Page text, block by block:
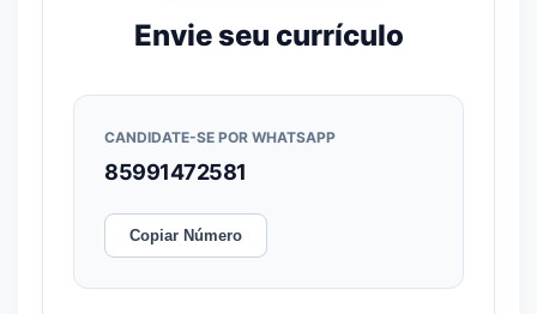
Envie seu currículo
CANDIDATE-SE POR WHATSAPP
85991472581
Copiar Número